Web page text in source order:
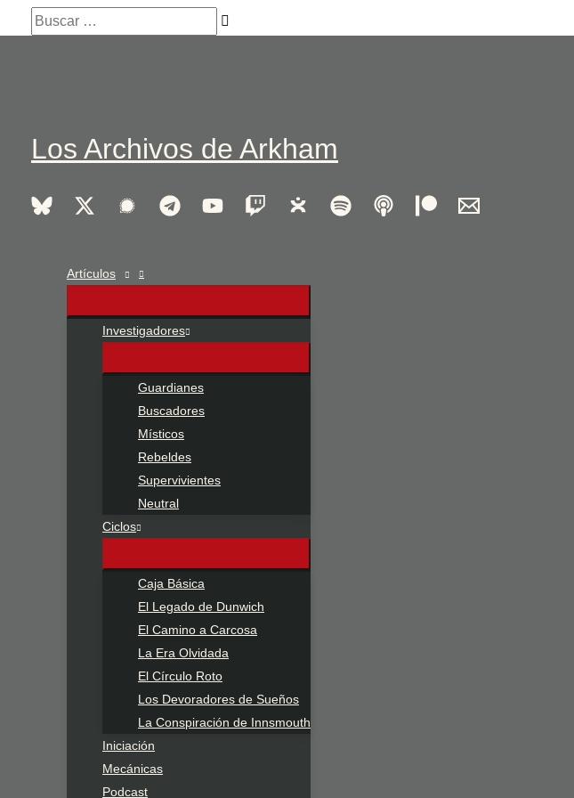
al
Buscar
…
Los Archivos de Arkham
Artículos
Investigadores
Guardianes
Buscadores
Místicos
Rebeldes
Supervivientes
Neutral
Ciclos
Caja Básica
El Legado de Dunwich
El Camino a Carcosa
La Era Olvidada
El Círculo Roto
Los Devoradores de Sueños
La Conspiración de Innsmouth
Iniciación
Mecánicas
Podcast